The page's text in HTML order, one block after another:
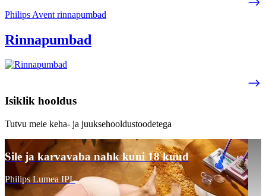
Philips Avent rinnapumbad
Rinnapumbad
Isiklik hooldus
Tutvu meie keha- ja juuksehooldustoodetega
Sile ja karvavaba nahk kuni 18 kuud
Philips Lumea IPL